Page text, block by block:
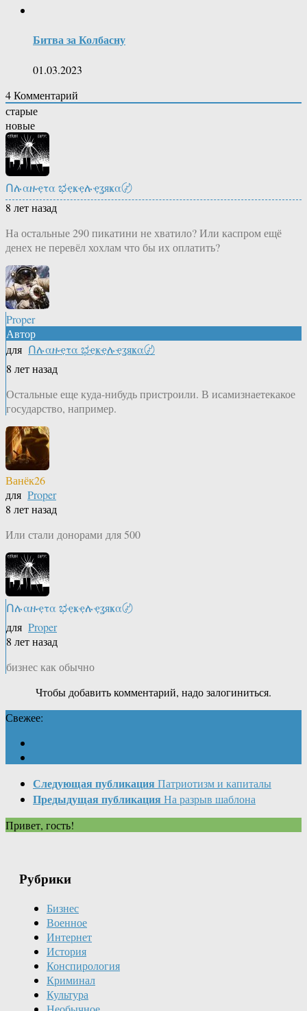
Битва за Колбасну
01.03.2023
4Комментарий
старые
новые
Ոሉαዙҿτα ಭҿҝҿሉҿʓяҝα〄
8 лет назад
На остальные 290 пикатини не хватило? Или каспром ещё
денех не перевёл хохлам что бы их оплатить?
Proper
Автор
для Ոሉαዙҿτα ಭҿҝҿሉҿʓяҝα〄
8 лет назад
Остальные еще куда-нибудь пристроили. В исамизнаетекакое
государство, например.
Ванёк26
для Proper
8 лет назад
Или стали донорами для 500
Ոሉαዙҿτα ಭҿҝҿሉҿʓяҝα〄
для Proper
8 лет назад
бизнес как обычно
Чтобы добавить комментарий, надо залогиниться.
Свежее:
Следующая публикация Патриотизм и капиталы
Предыдущая публикация На разрыв шаблона
Привет, гость!
Рубрики
Бизнес
Военное
Интернет
История
Конспирология
Криминал
Культура